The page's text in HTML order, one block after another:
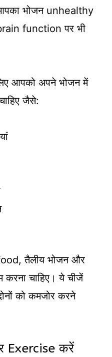
भोजन unhealthy
function पर भी
आपको अपने भोजन में
जैसे:
तैलीय भोजन और
चाहिए। ये चीजें
को कमजोर करने
करें